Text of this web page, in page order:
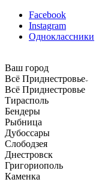
Facebook
Instagram
Одноклассники
Ваш город
Всё Приднестровье
Всё Приднестровье
Тирасполь
Бендеры
Рыбница
Дубоссары
Слободзея
Днестровск
Григориополь
Каменка